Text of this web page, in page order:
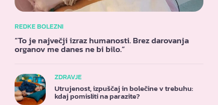
REDKE BOLEZNI
“To je največji izraz humanosti. Brez darovanja
organov me danes ne bi bilo.”
ZDRAVJE
Utrujenost, izpuščaj in bolečine v trebuhu:
kdaj pomisliti na parazite?